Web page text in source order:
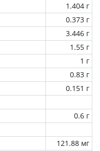
1.404 г
0.373 г
3.446 г
1.55 г
1 г
0.83 г
0.151 г
0.6 г
121.88 мг